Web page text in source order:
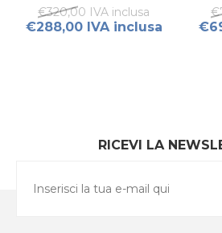
€320,00 IVA inclusa
€288,00 IVA inclusa
RICEVI LA